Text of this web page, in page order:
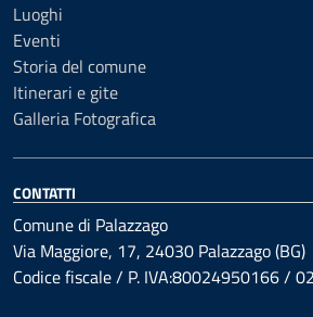
Luoghi
Eventi
Storia del comune
Itinerari e gite
Galleria Fotografica
CONTATTI
Comune di Palazzago
Via Maggiore, 17, 24030 Palazzago (BG)
Codice fiscale / P. IVA:80024950166 /